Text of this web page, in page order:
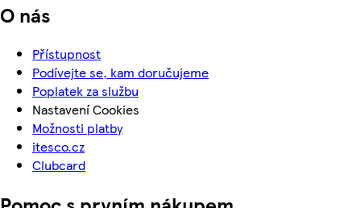
O nás
Přístupnost
Podívejte se, kam doručujeme
Poplatek za službu
Nastavení Cookies
Možnosti platby
itesco.cz
Clubcard